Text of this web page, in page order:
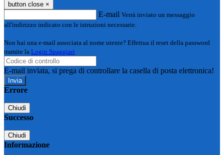
button close ×
E-mail Verrà inviato un messaggio
all'indirizzo indicato con le istruzioni necessarie.
Non hai una e-mail associata al nome utente? Effettua il reset della password
tramite la Login Spaggiari
E-mail inviata, si prega di controllare la casella di posta elettronica!
Errore
Chiudi
Successo
Chiudi
Informazione